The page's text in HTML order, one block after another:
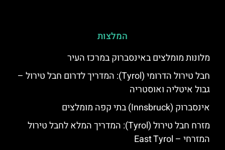
המלצות
מלונות מומלצים באינסברוק במרכז העיר
חבל טירול הדרומי (Tyrol): המדריך לדרום חבל טירול –
גבול איטליה ואוסטריה
אינסברוק (Innsbruck) בתי קפה מומלצים
מזרח חבל טירול (Tyrol): המדריך המלא לחבל טירול
המזרחי – East Tyrol